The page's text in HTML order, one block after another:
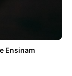
Ensinam